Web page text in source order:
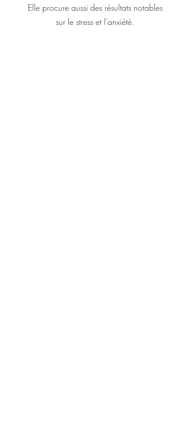
Elle procure aussi des résultats notables
sur le stress et l’anxiété.